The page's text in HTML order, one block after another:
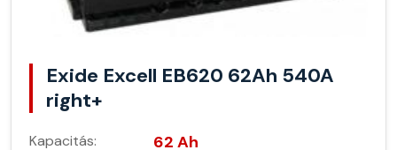
Exide Excell EB620 62Ah 540A
right+
Kapacitás: 62 Ah